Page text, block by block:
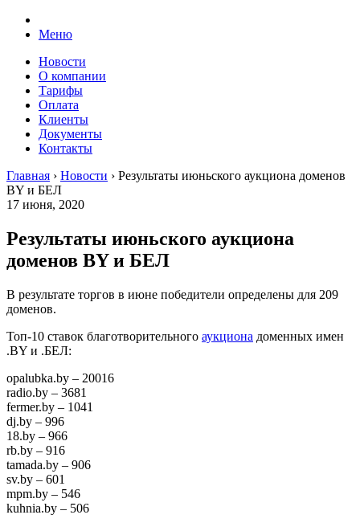
Меню
Новости
О компании
Тарифы
Оплата
Клиенты
Документы
Контакты
Главная › Новости › Результаты июньского аукциона доменов
BY и БЕЛ
17 июня, 2020
Результаты июньского аукциона
доменов BY и БЕЛ
В результате торгов в июне победители определены для 209
доменов.
Топ-10 ставок благотворительного аукциона доменных имен
.BY и .БЕЛ:
opalubka.by – 20016
radio.by – 3681
fermer.by – 1041
dj.by – 996
18.by – 966
rb.by – 916
tamada.by – 906
sv.by – 601
mpm.by – 546
kuhnia.by – 506